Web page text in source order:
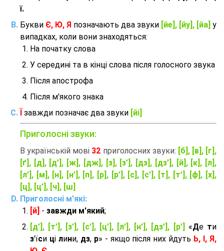
ї.
Букви Є, Ю, Я позначають два звуки [йе], [йу], [йа] у
випадках, коли вони знаходяться:
На початку слова
У середині та в кінці слова після голосного звука
Після апострофа
Після м'якого знака
завжди позначає два звуки [йі]
Приголосні звуки:
В українській мові 32 приголосних звуки: [б], [в], [г],
[ґ], [д], [д’], [ж], [дж], [з], [з’], [дз], [дз’], [й], [к], [л],
[л’], [м], [н], [н’], [п], [р], [р’], [с], [с’], [т], [т’], [ф], [х],
[ц], [ц’], [ч], [ш]
Приголосні м'які:
[й] - завжди м'який;
[д’], [т’], [з’], [с’], [ц’], [л’], [н’], [дз’], [р’]
«Де ти
з'їси ці лини, дз, р» - якщо після них йдуть Ь, І, Я,